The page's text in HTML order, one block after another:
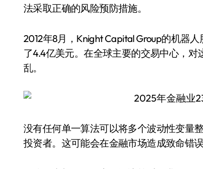
法采取正确的风险预防措施。
2012年8月，Knight Capital Group的机器
了4.4亿美元。在全球主要的交易中心，
乱。
没有任何单一算法可以将多个波动性变量
投资者。这可能会在金融市场造成致命错误